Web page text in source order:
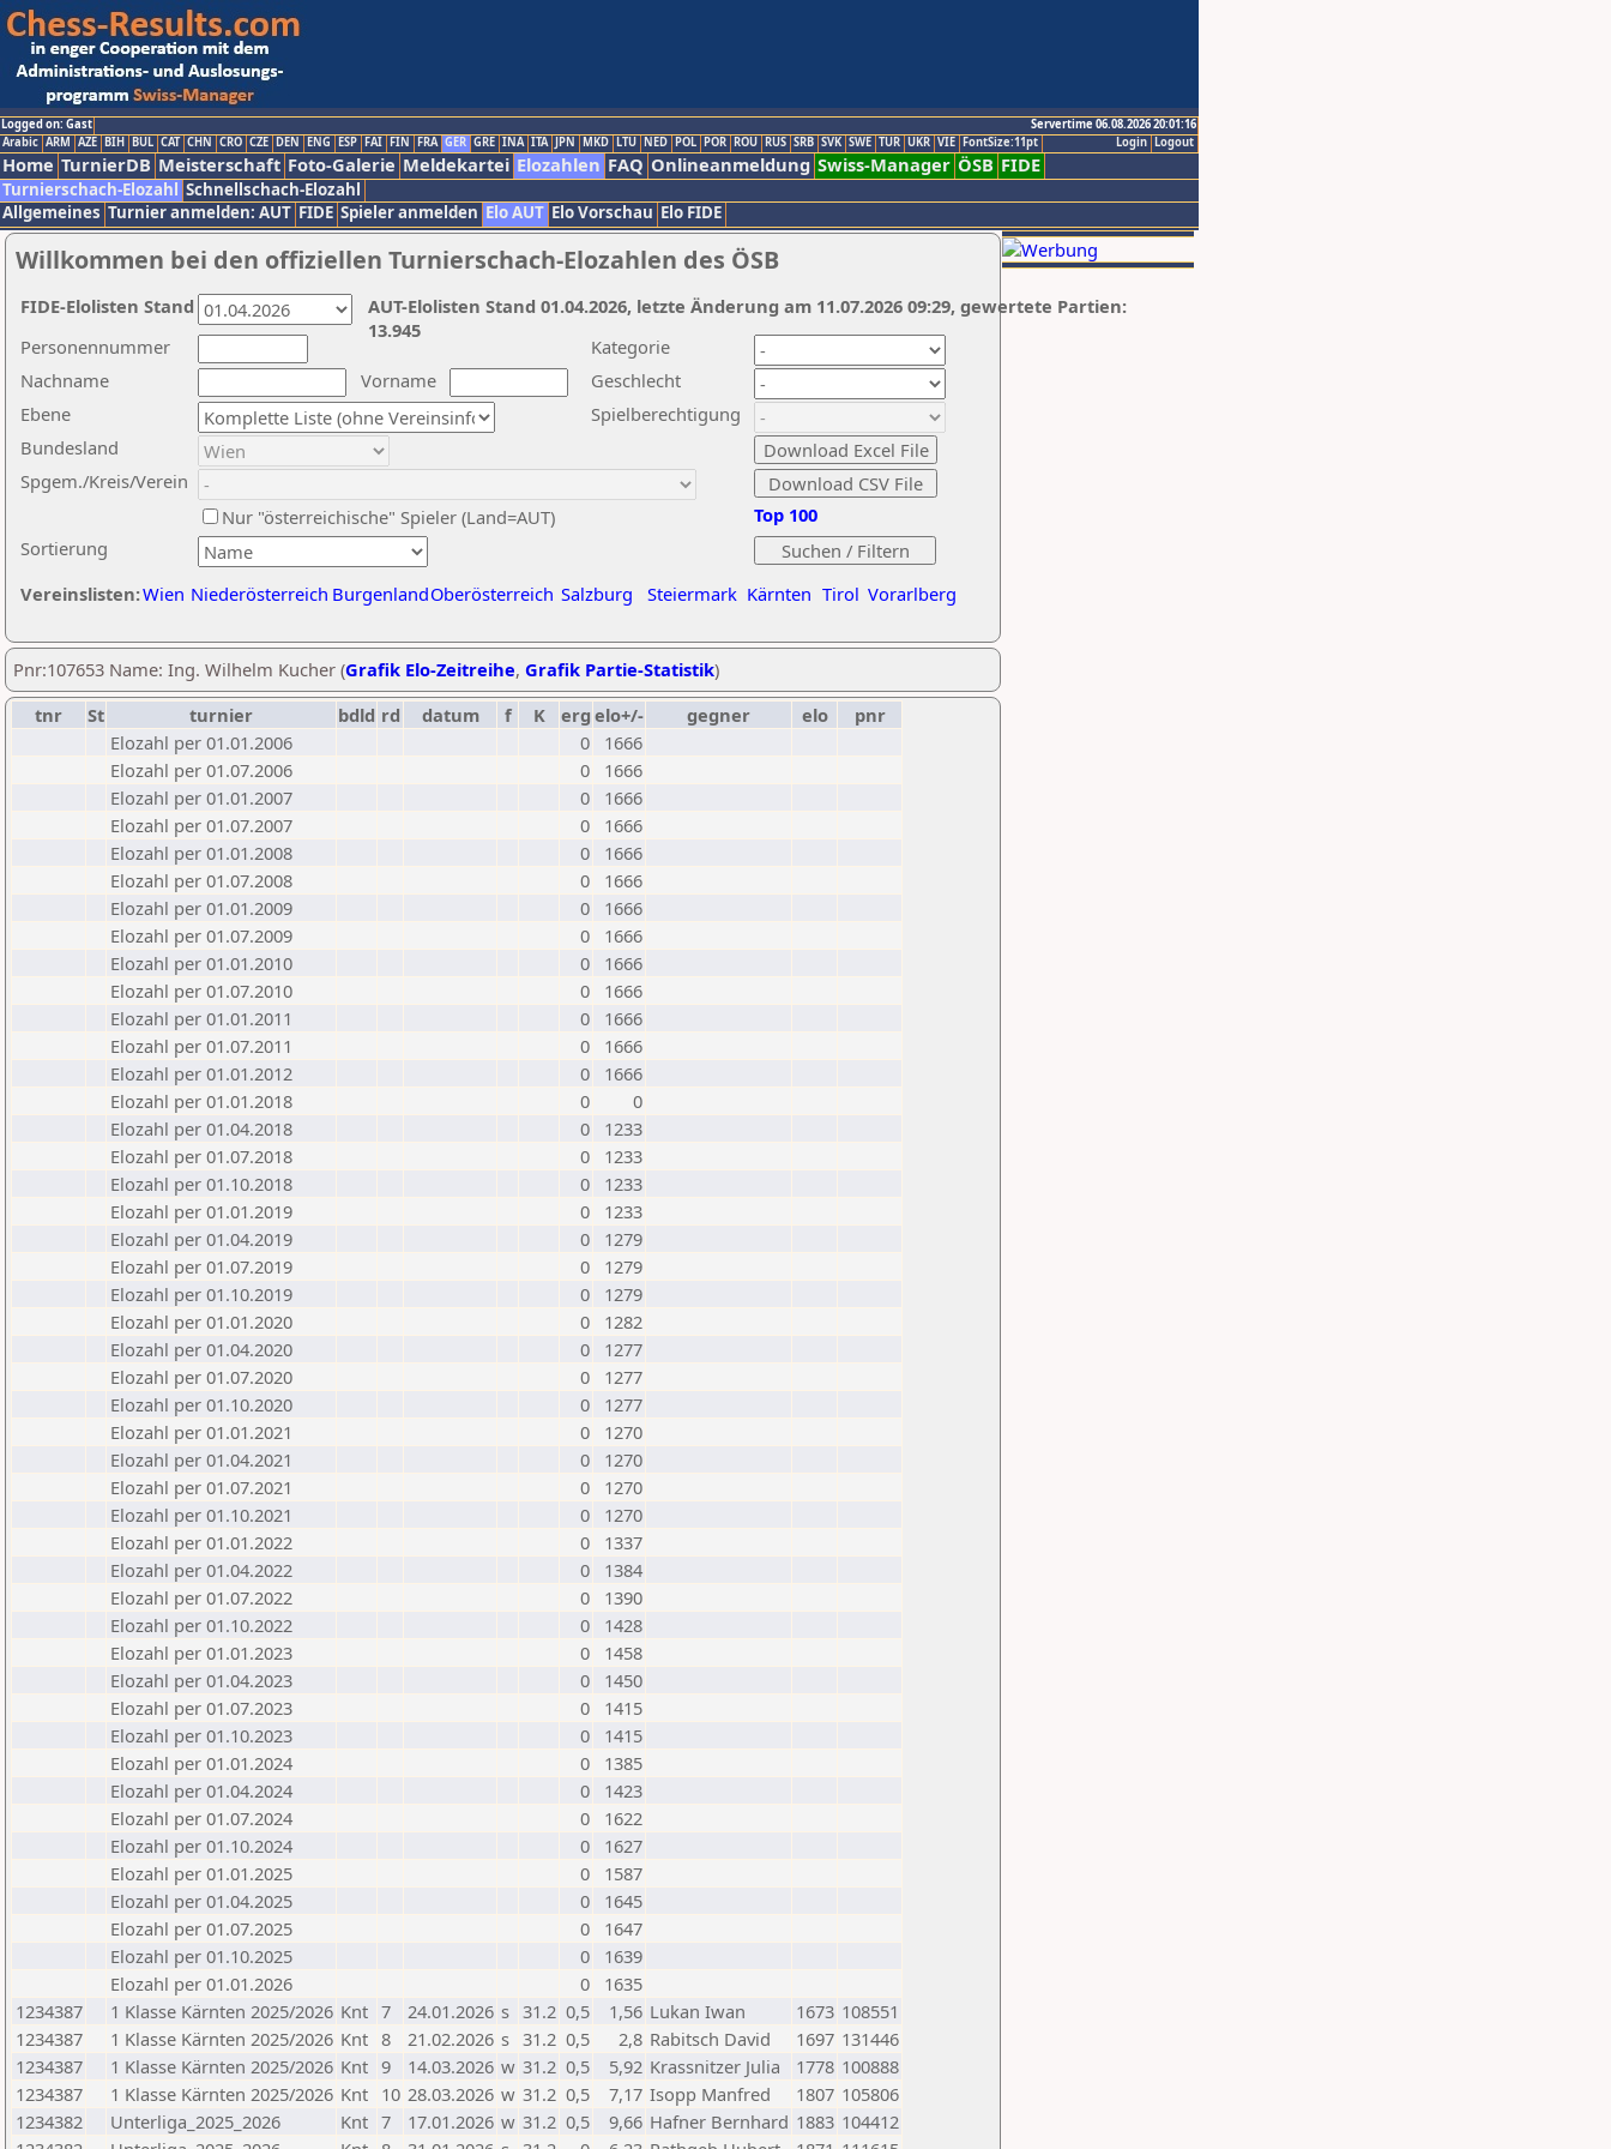
Logged on: Gast
Servertime 06.08.2026 20:01:16
Logout
Login
Arabic ARM AZE BIH BUL CAT CHN CRO CZE DEN ENG ESP FAI FIN FRA GER GRE INA ITA JPN MKD LTU NED POL POR ROU RUS SRB SVK SWE TUR UKR VIE FontSize:11pt
Home TurnierDB Meisterschaft Foto-Galerie Meldekartei Elozahlen FAQ Onlineanmeldung Swiss-Manager ÖSB FIDE
Turnierschach-Elozahl Schnellschach-Elozahl
Allgemeines Turnier anmelden: AUT FIDE Spieler anmelden Elo AUT Elo Vorschau Elo FIDE
Willkommen bei den offiziellen Turnierschach-Elozahlen des ÖSB
Nachname
Vorname
Ebene
Kategorie
Sortierung
Personennummer
Bundesland
Spgem./Kreis/Verein
Geschlecht
Nur "österreichische" Spieler (Land=AUT)
Spielberechtigung
Vereinslisten:Wien Niederösterreich BurgenlandOberösterreich Salzburg Steiermark Kärnten Tirol Vorarlberg
Top 100
AUT-Elolisten Stand 01.04.2026, letzte Änderung am 11.07.2026 09:29, gewertete Partien:
13.945
FIDE-Elolisten Stand
Pnr:107653 Name: Ing. Wilhelm Kucher (Grafik Elo-Zeitreihe, Grafik Partie-Statistik)
tnr
St turnier bdld rd datum f K erg elo+/- gegner elo
pnr
Elozahl per 01.01.2006
0
1666
Elozahl per 01.07.2006
0
1666
Elozahl per 01.01.2007
0
1666
Elozahl per 01.07.2007
0
1666
Elozahl per 01.01.2008
0
1666
Elozahl per 01.07.2008
0
1666
Elozahl per 01.01.2009
0
1666
Elozahl per 01.07.2009
0
1666
Elozahl per 01.01.2010
0
1666
Elozahl per 01.07.2010
0
1666
Elozahl per 01.01.2011
0
1666
Elozahl per 01.07.2011
0
1666
Elozahl per 01.01.2012
0
1666
Elozahl per 01.01.2018
0
0
Elozahl per 01.04.2018
0
1233
Elozahl per 01.07.2018
0
1233
Elozahl per 01.10.2018
0
1233
Elozahl per 01.01.2019
0
1233
Elozahl per 01.04.2019
0
1279
Elozahl per 01.07.2019
0
1279
Elozahl per 01.10.2019
0
1279
Elozahl per 01.01.2020
0
1282
Elozahl per 01.04.2020
0
1277
Elozahl per 01.07.2020
0
1277
Elozahl per 01.10.2020
0
1277
Elozahl per 01.01.2021
0
1270
Elozahl per 01.04.2021
0
1270
Elozahl per 01.07.2021
0
1270
Elozahl per 01.10.2021
0
1270
Elozahl per 01.01.2022
0
1337
Elozahl per 01.04.2022
0
1384
Elozahl per 01.07.2022
0
1390
Elozahl per 01.10.2022
0
1428
Elozahl per 01.01.2023
0
1458
Elozahl per 01.04.2023
0
1450
Elozahl per 01.07.2023
0
1415
Elozahl per 01.10.2023
0
1415
Elozahl per 01.01.2024
0
1385
Elozahl per 01.04.2024
0
1423
Elozahl per 01.07.2024
0
1622
Elozahl per 01.10.2024
0
1627
Elozahl per 01.01.2025
0
1587
Elozahl per 01.04.2025
0
1645
Elozahl per 01.07.2025
0
1647
Elozahl per 01.10.2025
0
1639
Elozahl per 01.01.2026
0
1635
1234387
1 Klasse Kärnten 2025/2026 Knt 7 24.01.2026 s 31.2 0,5 1,56 Lukan Iwan 1673 108551
1234387
1 Klasse Kärnten 2025/2026 Knt 8 21.02.2026 s 31.2 0,5 2,8 Rabitsch David 1697 131446
1234387
1 Klasse Kärnten 2025/2026 Knt 9 14.03.2026 w 31.2 0,5 5,92 Krassnitzer Julia 1778 100888
1234387
1 Klasse Kärnten 2025/2026 Knt 10 28.03.2026 w 31.2 0,5 7,17 Isopp Manfred 1807 105806
1234382
Unterliga_2025_2026 Knt 7 17.01.2026 w 31.2 0,5 9,66 Hafner Bernhard 1883 104412